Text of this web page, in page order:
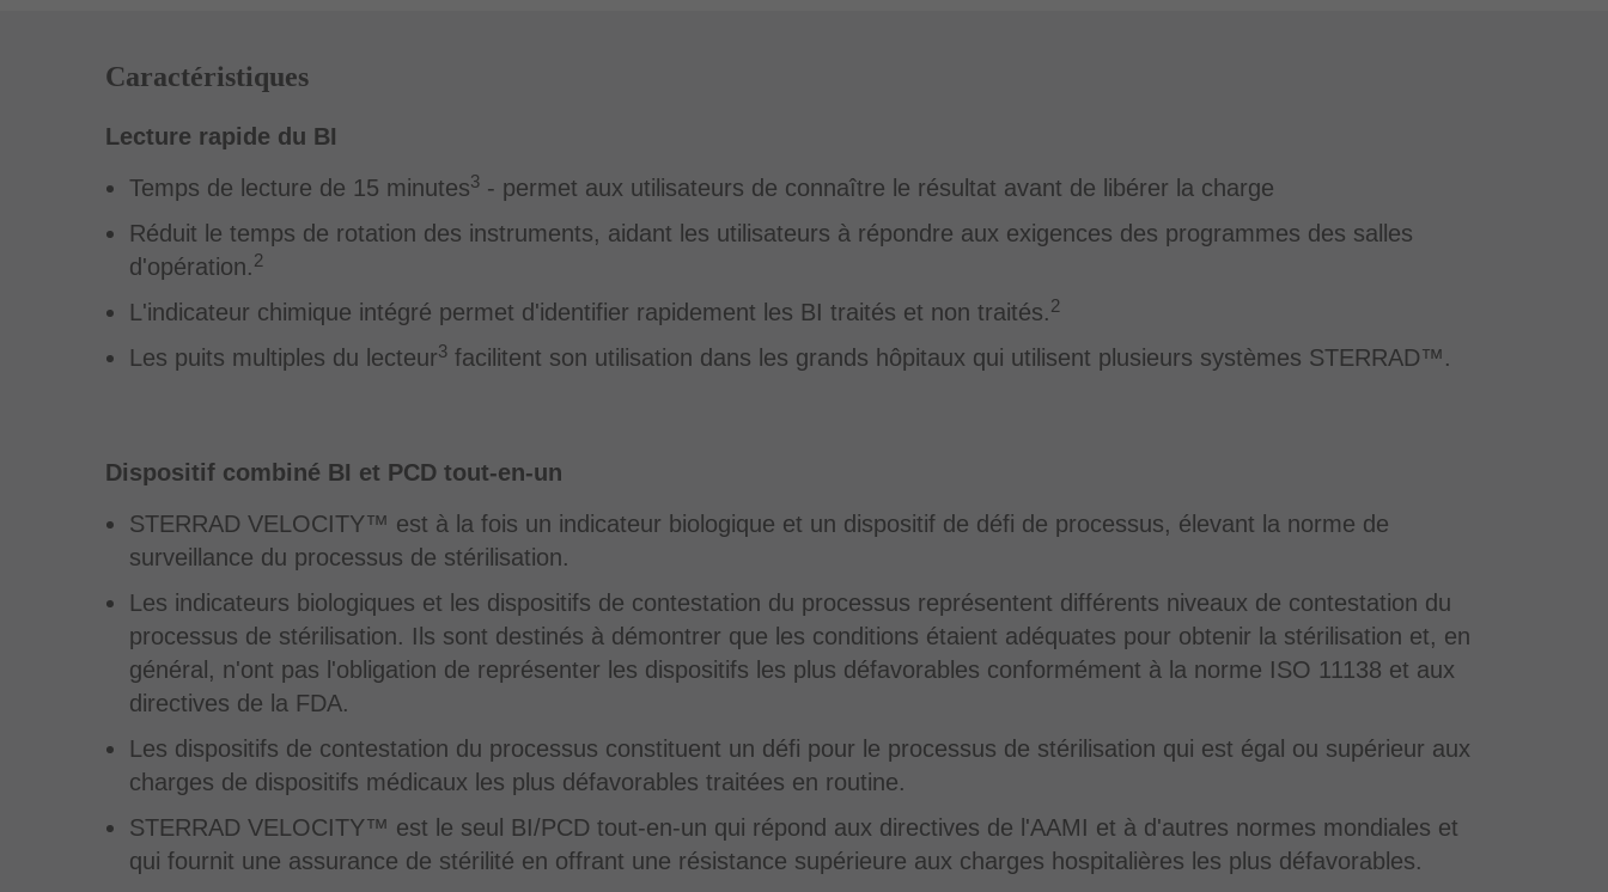
Caractéristiques
Lecture rapide du BI
Temps de lecture de 15 minutes3- permet aux utilisateurs de connaître le résultat avant de libérer la charge
Réduit le temps de rotation des instruments, aidant les utilisateurs à répondre aux exigences des programmes des salles
d'opération.2
L'indicateur chimique intégré permet d'identifier rapidement les BI traités et non traités.2
Les puits multiples du lecteur3facilitent son utilisation dans les grands hôpitaux qui utilisent plusieurs systèmes STERRAD™.
Dispositif combiné BI et PCD tout-en-un
STERRAD VELOCITY™ est à la fois un indicateur biologique et un dispositif de défi de processus, élevant la norme de
surveillance du processus de stérilisation.
Les indicateurs biologiques et les dispositifs de contestation du processus représentent différents niveaux de contestation du
processus de stérilisation. Ils sont destinés à démontrer que les conditions étaient adéquates pour obtenir la stérilisation et, en
général, n'ont pas l'obligation de représenter les dispositifs les plus défavorables conformément à la norme ISO 11138 et aux
directives de la FDA.
Les dispositifs de contestation du processus constituent un défi pour le processus de stérilisation qui est égal ou supérieur aux
charges de dispositifs médicaux les plus défavorables traitées en routine.
STERRAD VELOCITY™ est le seul BI/PCD tout-en-un qui répond aux directives de l'AAMI et à d'autres normes mondiales et
qui fournit une assurance de stérilité en offrant une résistance supérieure aux charges hospitalières les plus défavorables.